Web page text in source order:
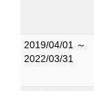
2019/04/01 ～
2022/03/31